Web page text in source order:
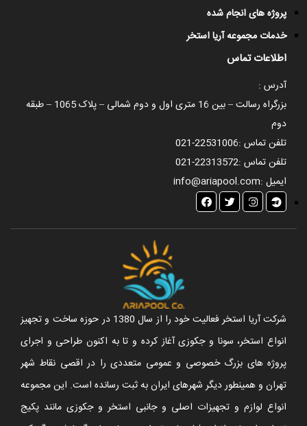
پروژه های انجام شده
خدمات مجموعه آریا استخر
اطلاعات تماس
آدرس :
بزرگراه رسالت – بین 16 متری اول و دوم شمالی – پلاک 1065 – طبقه
دوم
تلفن تماس :021-22531006
تلفن تماس :021-22313572
ایمیل :info@ariapool.com
شرکت آریا استخر فعالیت خود را از سال 1380 در حوزه ساخت و تجهیز
انواع استخر، سونا و جکوزی آغاز کرده و تا به اکنون طراحی و اجرای
پروژه های بزرگ خصوصی و عمومی متعددی را در اقصی نقاط شهر
تهران و همینطور دیگر شهرهای ایران به ثبت رسانده است. این مجموعه
انواع لوازم و تجهیزات اصلی و جانبی استخر و جکوزی مانند پکیج